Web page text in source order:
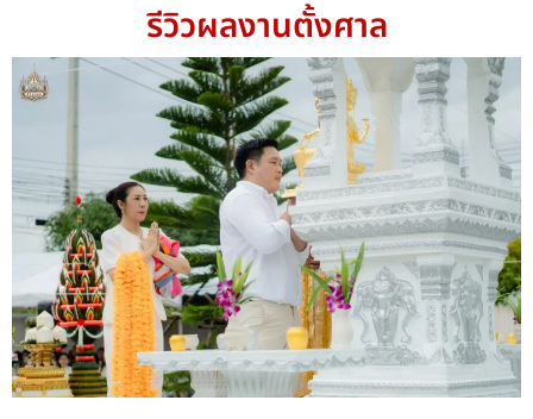
รีวิวผลงานตั้งศาล